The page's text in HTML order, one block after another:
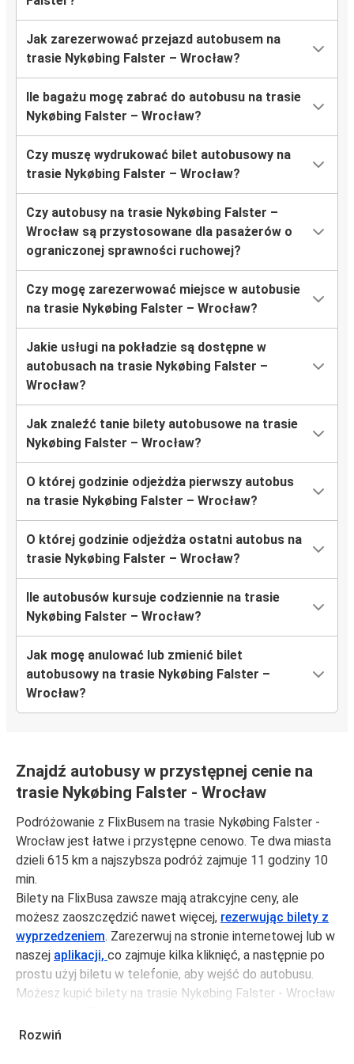
Jak zarezerwować przejazd autobusem na
trasie Nykøbing Falster – Wrocław?
Ile bagażu mogę zabrać do autobusu na trasie
Nykøbing Falster – Wrocław?
Czy muszę wydrukować bilet autobusowy na
trasie Nykøbing Falster – Wrocław?
Czy autobusy na trasie Nykøbing Falster –
Wrocław są przystosowane dla pasażerów o
ograniczonej sprawności ruchowej?
Czy mogę zarezerwować miejsce w autobusie
na trasie Nykøbing Falster – Wrocław?
Jakie usługi na pokładzie są dostępne w
autobusach na trasie Nykøbing Falster –
Wrocław?
Jak znaleźć tanie bilety autobusowe na trasie
Nykøbing Falster – Wrocław?
O której godzinie odjeżdża pierwszy autobus
na trasie Nykøbing Falster – Wrocław?
O której godzinie odjeżdża ostatni autobus na
trasie Nykøbing Falster – Wrocław?
Ile autobusów kursuje codziennie na trasie
Nykøbing Falster – Wrocław?
Jak mogę anulować lub zmienić bilet
autobusowy na trasie Nykøbing Falster –
Wrocław?
Znajdź autobusy w przystępnej cenie na
trasie Nykøbing Falster - Wrocław
Podróżowanie z FlixBusem na trasie Nykøbing Falster -
Wrocław jest łatwe i przystępne cenowo. Te dwa miasta
dzieli 615 km a najszybsza podróż zajmuje 11 godziny 10
min.
Bilety na FlixBusa zawsze mają atrakcyjne ceny, ale
możesz zaoszczędzić nawet więcej, rezerwując bilety z
wyprzedzeniem. Zarezerwuj na stronie internetowej lub w
naszej aplikacji, co zajmuje kilka kliknięć, a następnie po
prostu użyj biletu w telefonie, aby wejść do autobusu.
Możesz kupić bilety na trasie Nykøbing Falster - Wrocław
lub na tygodniu, unikając weekendów i świąt. Aby
Rozwiń